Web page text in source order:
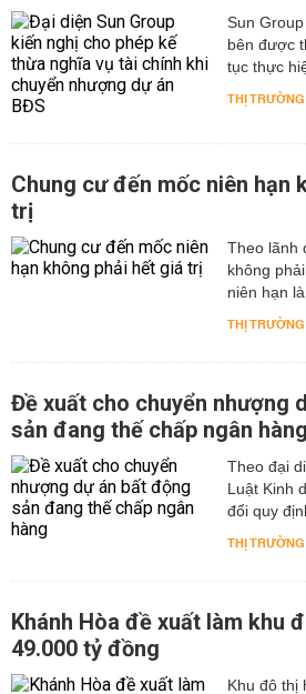
Sun
bên được
tục thực
THỊ TRƯỜNG
Chung cư đến mốc niên hạn
trị
Theo lãnh
không
niên hạn
THỊ TRƯỜNG
Đề xuất cho chuyển nhượng
sản đang thế chấp ngân hàng
Theo đại
Luật Kinh
đổi quy
THỊ TRƯỜNG
Khánh Hòa đề xuất làm khu
49.000 tỷ đồng
Khu đô thị